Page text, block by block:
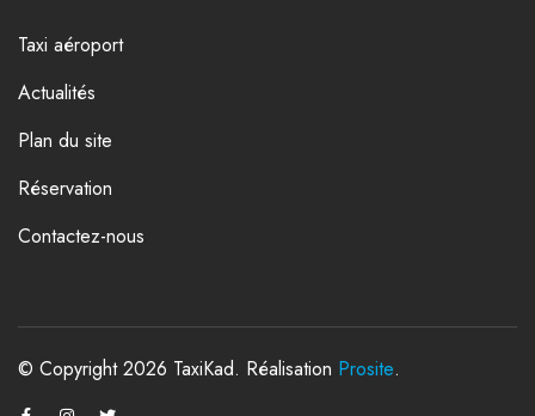
Taxi aéroport
Actualités
Plan du site
Réservation
Contactez-nous
© Copyright 2026 TaxiKad. Réalisation Prosite.